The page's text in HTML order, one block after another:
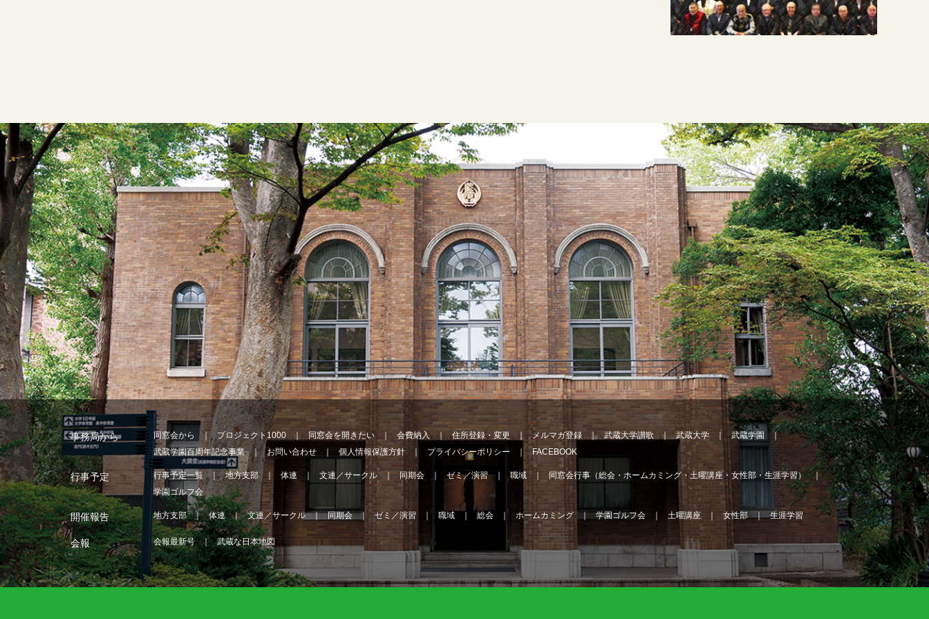
事務局から 同窓会から プロジェクト1000 同窓会を開きたい 会費納入 住所登録・変更 メルマガ登録 武蔵大学讃歌 武蔵大学
武蔵学園
武蔵学園百周年記念事業
お問い合わせ 個人情報保護方針 プライバシーポリシー FACEBOOK
行事予定 行事予定一覧 地方支部 体連 文連／サークル 同期会 ゼミ／演習 職域
同窓会行事（総会・ホームカミング・土曜講座・女性部・生涯学習）
学園ゴルフ会
開催報告 地方支部 体連 文連／サークル 同期会 ゼミ／演習 職域 総会 ホームカミング 学園ゴルフ会 土曜講座 女性部 生涯学習
会報 会報最新号 武蔵な日本地図